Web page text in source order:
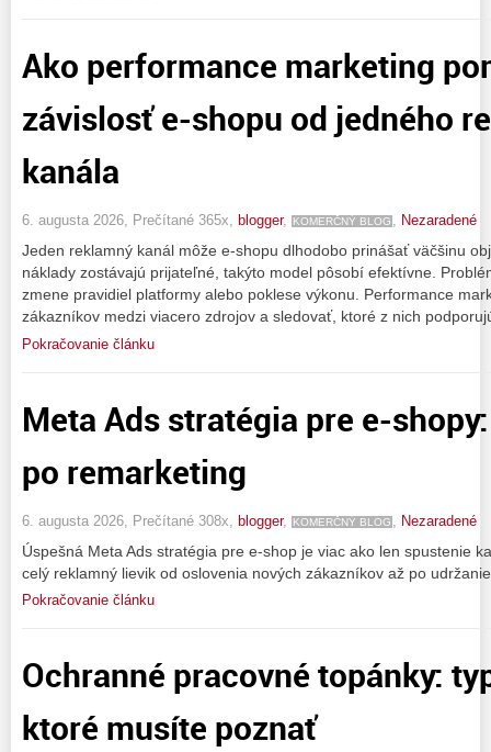
Ako performance marketing
závislosť e-shopu od jedného
kanála
6. augusta 2026, Prečítané 365x, blogger, KOMERČNÝ BLOG , Nezaradené
Jeden reklamný kanál môže e-shopu dlhodobo prinášať väčšinu
náklady zostávajú prijateľné, takýto model pôsobí efektívne.
zmene pravidiel platformy alebo poklese výkonu. Performance
zákazníkov medzi viacero zdrojov a sledovať, ktoré z nich
Pokračovanie článku
Meta Ads stratégia pre e-
po remarketing
6. augusta 2026, Prečítané 308x, blogger, KOMERČNÝ BLOG , Nezaradené
Úspešná Meta Ads stratégia pre e-shop je viac ako len spustenie
celý reklamný lievik od oslovenia nových zákazníkov až po
Pokračovanie článku
Ochranné pracovné topánky:
ktoré musíte poznať